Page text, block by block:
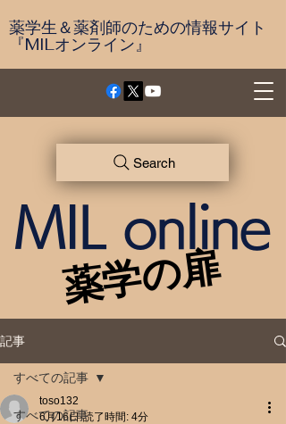
薬学生＆薬剤師のための情報サイト
『MILオンライン』
薬学の扉
薬学の扉
MIL online
Search
記事
すべての記事
すべての記事
toso132
6月16日 読了時間: 4分